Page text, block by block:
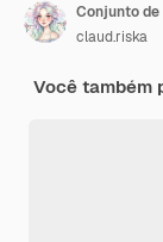
claud.riska
Você também